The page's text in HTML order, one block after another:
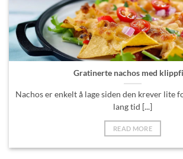
Gratinerte nachos med
Nachos er enkelt å lage siden den krever lite
lang tid [...]
READ MORE